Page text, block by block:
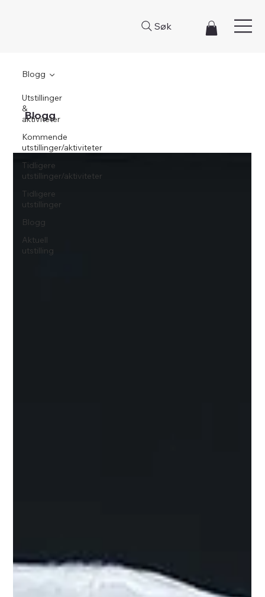
Søk
Utstillinger
&
aktiviteter
Kommende
utstillinger/aktiviteter
Tidligere
utstillinger/aktiviteter
Tidligere
utstillinger
Blogg
Aktuell
utstilling
Blogg
Blogg